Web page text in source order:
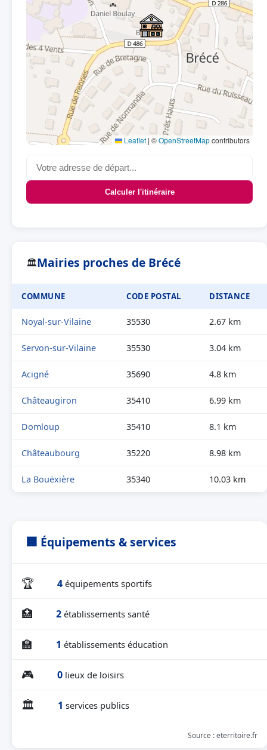
Leaflet | ©OpenStreetMapcontributors
Calculer l'itinéraire
🏛Mairies proches de Brécé
COMMUNE CODE POSTAL DISTANCE
Noyal-sur-Vilaine 35530 2.67 km
Servon-sur-Vilaine 35530 3.04 km
Acigné 35690 4.8 km
Châteaugiron 35410 6.99 km
Domloup 35410 8.1 km
Châteaubourg 35220 8.98 km
La Bouëxière 35340 10.03 km
🏢 Équipements & services
🏆 4 équipements sportifs
🏥 2 établissements santé
🏫 1 établissements éducation
🎮 0 lieux de loisirs
🏛 1 services publics
Source : eterritoire.fr